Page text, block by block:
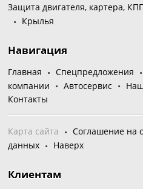
Защита двигателя, картера,
Крылья
Навигация
Главная Спецпредложения
компании
Автосервис
Контакты
Карта сайта
Соглашение на
данных
Наверх
Клиентам